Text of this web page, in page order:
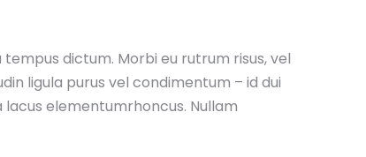
dictum. Morbi eu rutrum risus, vel
ligula purus vel condimentum – id dui
elementumrhoncus. Nullam